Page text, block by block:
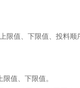
值、下限值、投料顺
值、下限值。